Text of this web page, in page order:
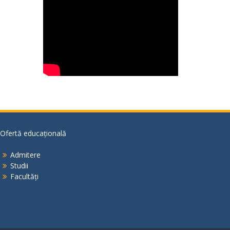
Ofertă educațională
Admitere
Studii
Facultăți